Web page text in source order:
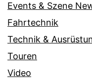
Events & Szene
Fahrtechnik
Technik &
Touren
Video